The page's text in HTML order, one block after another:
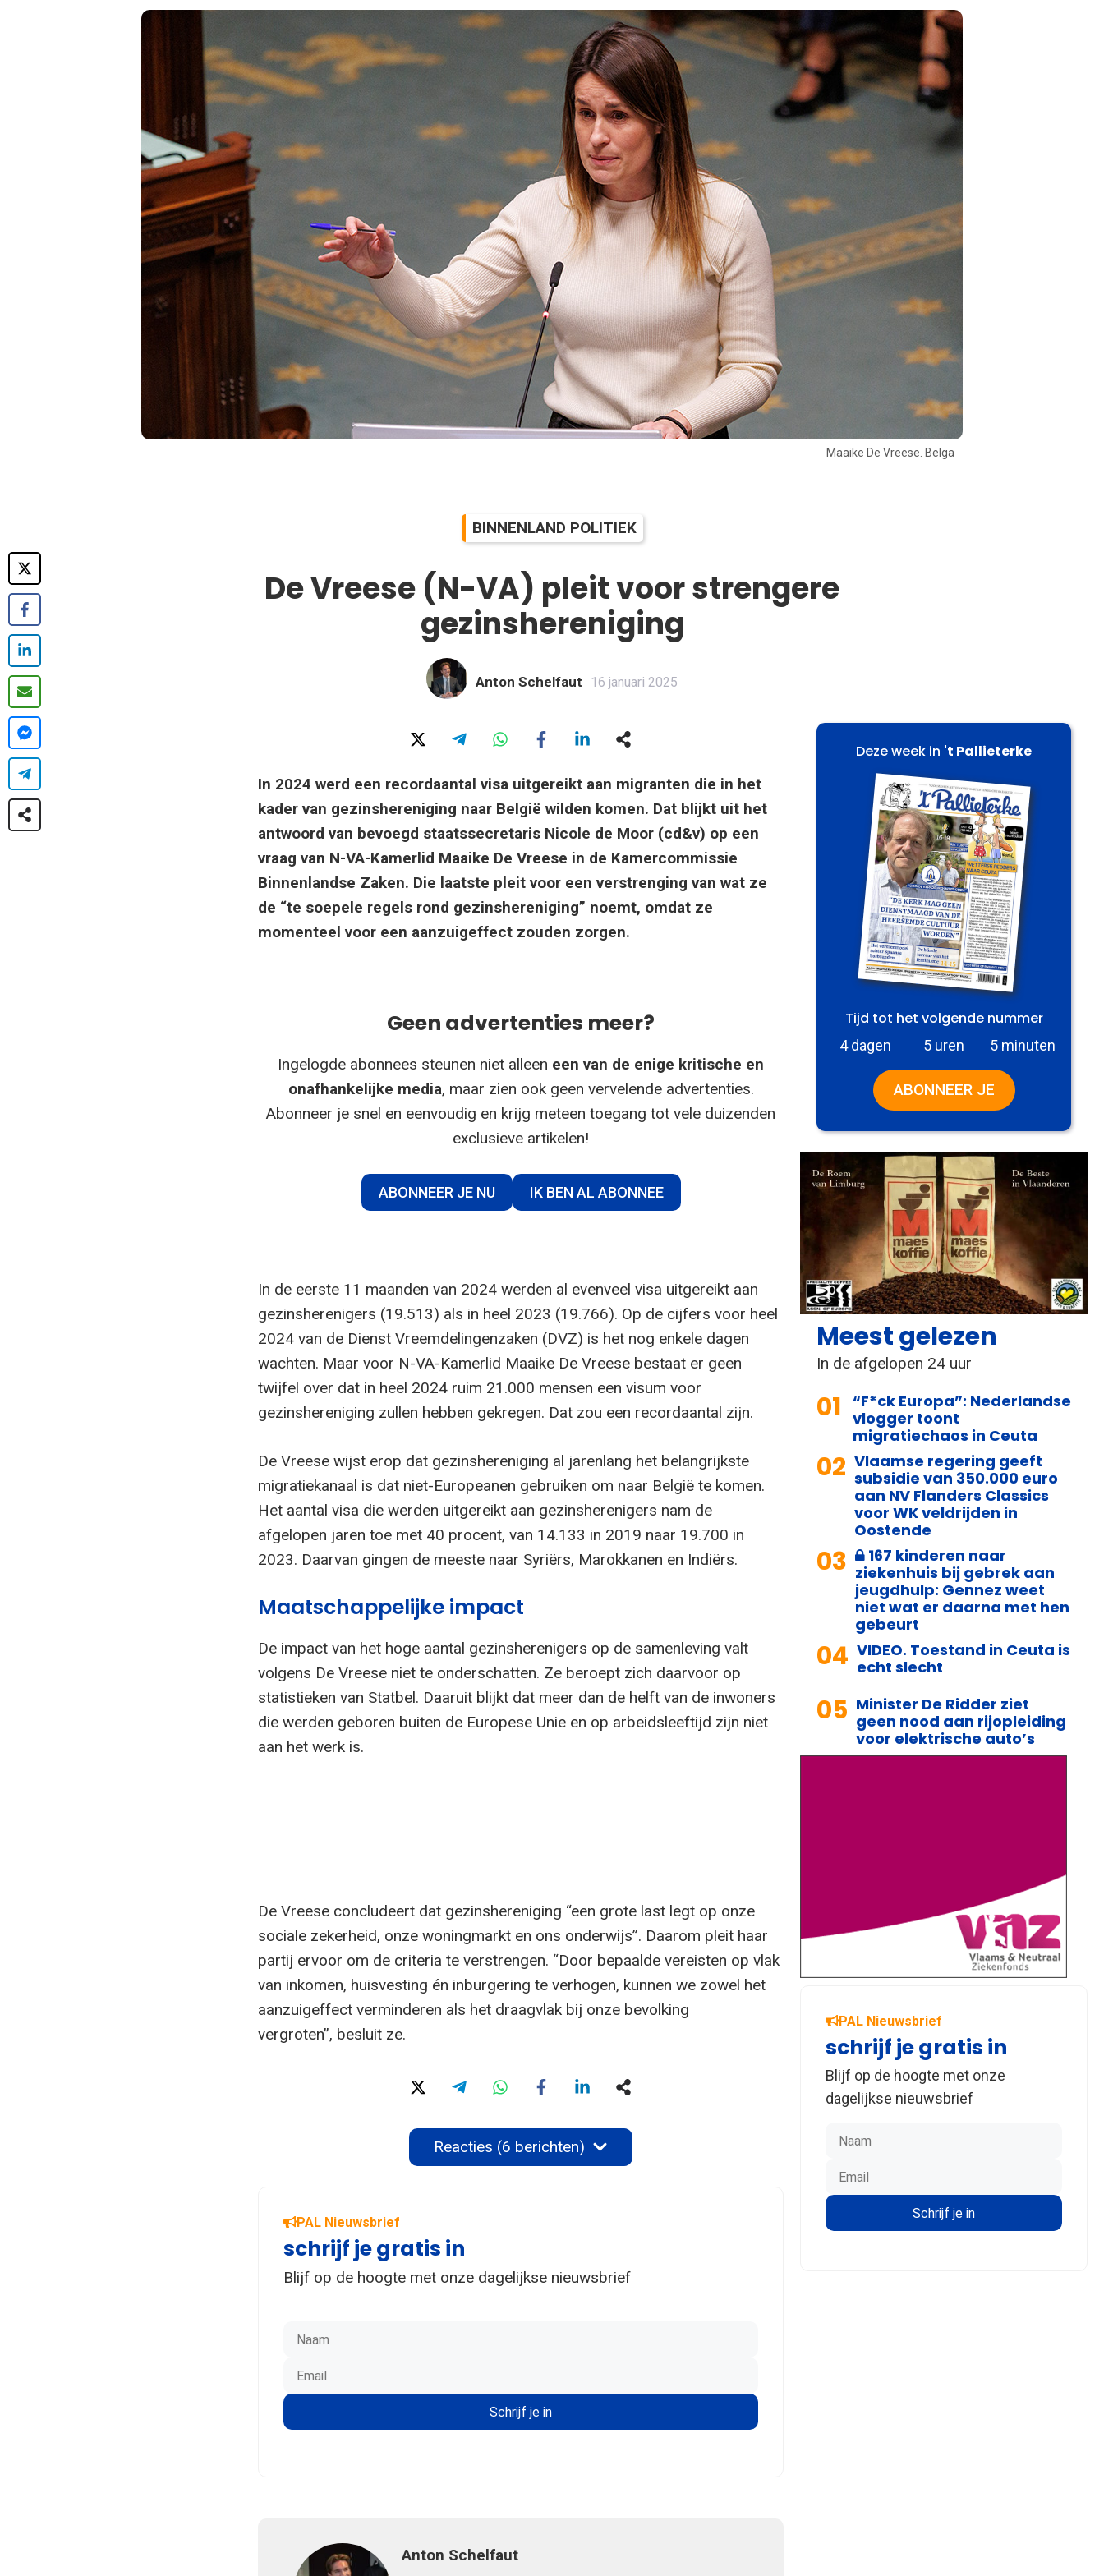
Maaike De Vreese. Belga
BINNENLAND POLITIEK
De Vreese (N-VA) pleit voor strengere
gezinshereniging
Anton Schelfaut 16 januari 2025
In 2024 werd een recordaantal visa uitgereikt aan migranten die in het
kader van gezinshereniging naar België wilden komen. Dat blijkt uit het
antwoord van bevoegd staatssecretaris Nicole de Moor (cd&v) op een
vraag van N-VA-Kamerlid Maaike De Vreese in de Kamercommissie
Binnenlandse Zaken. Die laatste pleit voor een verstrenging van wat ze
de “te soepele regels rond gezinshereniging” noemt, omdat ze
momenteel voor een aanzuigeffect zouden zorgen.
Geen advertenties meer?
Ingelogde abonnees steunen niet alleen een van de enige kritische en
onafhankelijke media, maar zien ook geen vervelende advertenties.
Abonneer je snel en eenvoudig en krijg meteen toegang tot vele duizenden
exclusieve artikelen!
ABONNEER JE NU IK BEN AL ABONNEE
In de eerste 11 maanden van 2024 werden al evenveel visa uitgereikt aan
gezinsherenigers (19.513) als in heel 2023 (19.766). Op de cijfers voor heel
2024 van de Dienst Vreemdelingenzaken (DVZ) is het nog enkele dagen
wachten. Maar voor N-VA-Kamerlid Maaike De Vreese bestaat er geen
twijfel over dat in heel 2024 ruim 21.000 mensen een visum voor
gezinshereniging zullen hebben gekregen. Dat zou een recordaantal zijn.
De Vreese wijst erop dat gezinshereniging al jarenlang het belangrijkste
migratiekanaal is dat niet-Europeanen gebruiken om naar België te komen.
Het aantal visa die werden uitgereikt aan gezinsherenigers nam de
afgelopen jaren toe met 40 procent, van 14.133 in 2019 naar 19.700 in
2023. Daarvan gingen de meeste naar Syriërs, Marokkanen en Indiërs.
Maatschappelijke impact
De impact van het hoge aantal gezinsherenigers op de samenleving valt
volgens De Vreese niet te onderschatten. Ze beroept zich daarvoor op
statistieken van Statbel. Daaruit blijkt dat meer dan de helft van de inwoners
die werden geboren buiten de Europese Unie en op arbeidsleeftijd zijn niet
aan het werk is.
De Vreese concludeert dat gezinshereniging “een grote last legt op onze
sociale zekerheid, onze woningmarkt en ons onderwijs”. Daarom pleit haar
partij ervoor om de criteria te verstrengen. “Door bepaalde vereisten op vlak
van inkomen, huisvesting én inburgering te verhogen, kunnen we zowel het
aanzuigeffect verminderen als het draagvlak bij onze bevolking
vergroten”, besluit ze.
Reacties (6 berichten)
PAL Nieuwsbrief
schrijf je gratis in
Blijf op de hoogte met onze dagelijkse nieuwsbrief
Anton Schelfaut
Deze week in 't Pallieterke
Tijd tot het volgende nummer
4 dagen 5 uren 5 minuten
ABONNEER JE
Meest gelezen
In de afgelopen 24 uur
01 “F*ck Europa”: Nederlandse
vlogger toont
migratiechaos in Ceuta
02 Vlaamse regering geeft
subsidie van 350.000 euro
aan NV Flanders Classics
voor WK veldrijden in
Oostende
03
167 kinderen naar
ziekenhuis bij gebrek aan
jeugdhulp: Gennez weet
niet wat er daarna met hen
gebeurt
04 VIDEO. Toestand in Ceuta is
echt slecht
05 Minister De Ridder ziet
geen nood aan rijopleiding
voor elektrische auto’s
PAL Nieuwsbrief
schrijf je gratis in
Blijf op de hoogte met onze
dagelijkse nieuwsbrief